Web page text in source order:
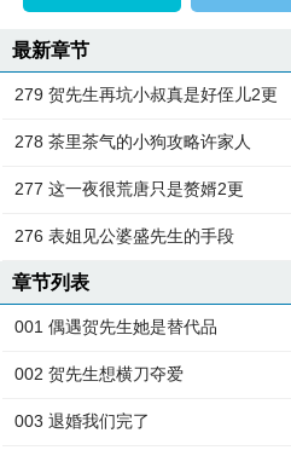
最新章节
279 贺先生再坑小叔真是好侄儿2更
278 茶里茶气的小狗攻略许家人
277 这一夜很荒唐只是赘婿2更
276 表姐见公婆盛先生的手段
章节列表
001 偶遇贺先生她是替代品
002 贺先生想横刀夺爱
003 退婚我们完了